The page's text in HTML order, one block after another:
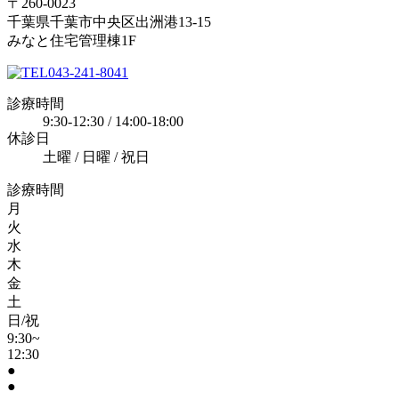
千葉県千葉市中央区出洲港13-15
みなと住宅管理棟1F
043-241-8041
診療時間
9:30-12:30 / 14:00-18:00
休診日
土曜 / 日曜 / 祝日
診療時間
月
火
水
木
金
土
日/祝
9:30~
12:30
●
●